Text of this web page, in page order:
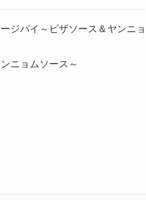
ジパイ～ピザソース＆ヤンニ
ニョムソース～